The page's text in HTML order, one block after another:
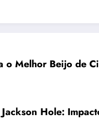
o Melhor Beijo de
Hole: